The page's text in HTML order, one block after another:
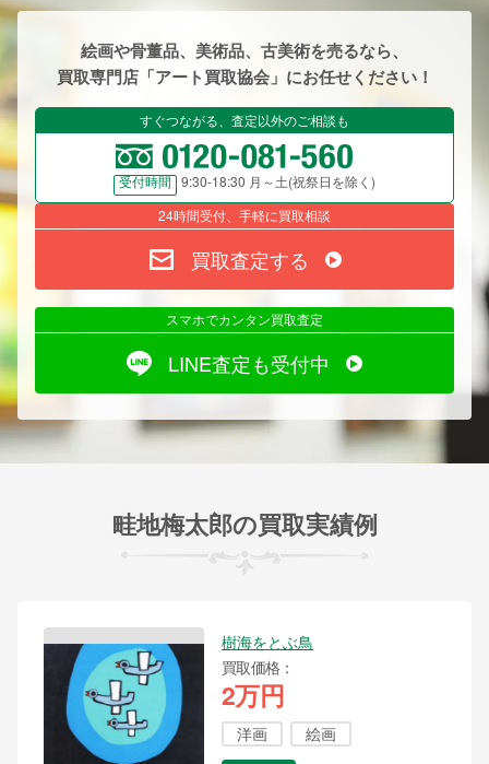
絵画や骨董品、美術品、古美術を売るなら、
買取専門店「アート買取協会」にお任せください！
すぐつながる、査定以外のご相談も
受付時間
9:30-18:30 月～土(祝祭日を除く)
24時間受付、手軽に買取相談
買取査定する
スマホでカンタン買取査定
LINE査定も受付中
畦地梅太郎の買取実績例
樹海をとぶ鳥
買取価格
2万円
洋画 絵画